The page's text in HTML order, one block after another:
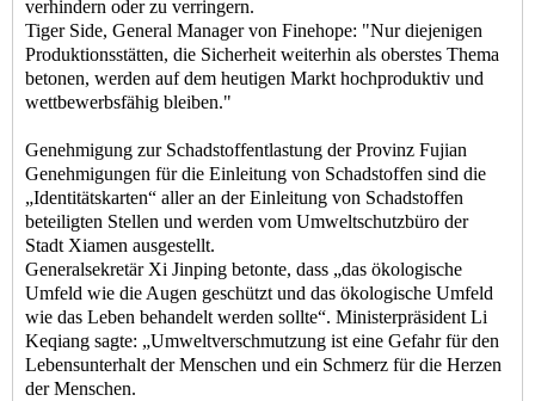
verhindern oder zu verringern.
Tiger Side, General Manager von Finehope: "Nur diejenigen
Produktionsstätten, die Sicherheit weiterhin als oberstes Thema
betonen, werden auf dem heutigen Markt hochproduktiv und
wettbewerbsfähig bleiben."
Genehmigung zur Schadstoffentlastung der Provinz Fujian
Genehmigungen für die Einleitung von Schadstoffen sind die
„Identitätskarten“ aller an der Einleitung von Schadstoffen
beteiligten Stellen und werden vom Umweltschutzbüro der
Stadt Xiamen ausgestellt.
Generalsekretär Xi Jinping betonte, dass „das ökologische
Umfeld wie die Augen geschützt und das ökologische Umfeld
wie das Leben behandelt werden sollte“. Ministerpräsident Li
Keqiang sagte: „Umweltverschmutzung ist eine Gefahr für den
Lebensunterhalt der Menschen und ein Schmerz für die Herzen
der Menschen.